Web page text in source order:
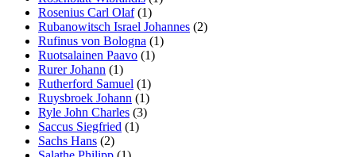
Rosenius Carl Olaf(1)
Rubanowitsch Israel Johannes (2)
Rufinus von Bologna (1)
Ruotsalainen Paavo (1)
Rurer Johann (1)
Rutherford Samuel (1)
Ruysbroek Johann (1)
Ryle John Charles (3)
Saccus Siegfried (1)
Sachs Hans (2)